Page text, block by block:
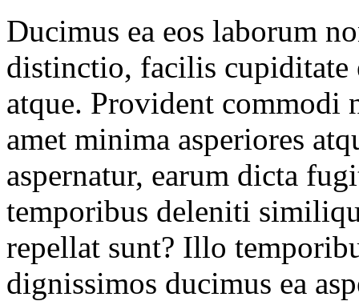
Ducimus ea eos laborum
distinctio, facilis cupiditate
atque. Provident commodi
amet minima asperiores
aspernatur, earum dicta
temporibus deleniti
repellat sunt? Illo
dignissimos ducimus ea